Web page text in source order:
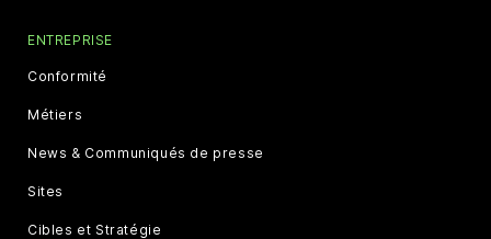
ENTREPRISE
Conformité
Métiers
News & Communiqués de presse
Sites
Cibles et Stratégie